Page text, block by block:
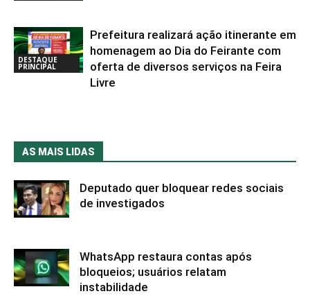
DESTAQUE
PRINCIPAL
Prefeitura realizará ação itinerante em
homenagem ao Dia do Feirante com
oferta de diversos serviços na Feira
Livre
AS MAIS LIDAS
Deputado quer bloquear redes sociais
de investigados
WhatsApp restaura contas após
bloqueios; usuários relatam
instabilidade